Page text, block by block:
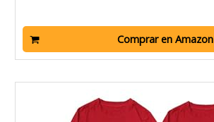
Comprar en Amazon